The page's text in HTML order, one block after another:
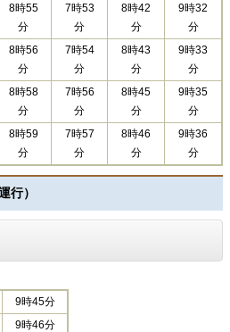
8時55
分
7時53
分
8時42
分
9時32
分
8時56
分
7時54
分
8時43
分
9時33
分
8時58
分
7時56
分
8時45
分
9時35
分
8時59
分
7時57
分
8時46
分
9時36
分
行）
9時45分
9時46分